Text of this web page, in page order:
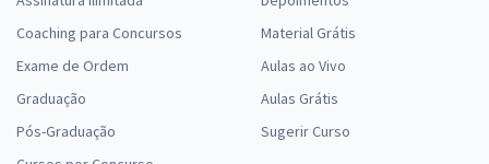
Coaching para Concursos
Exame de Ordem
Graduação
Pós-Graduação
Material Grátis
Aulas ao Vivo
Aulas Grátis
Sugerir Curso